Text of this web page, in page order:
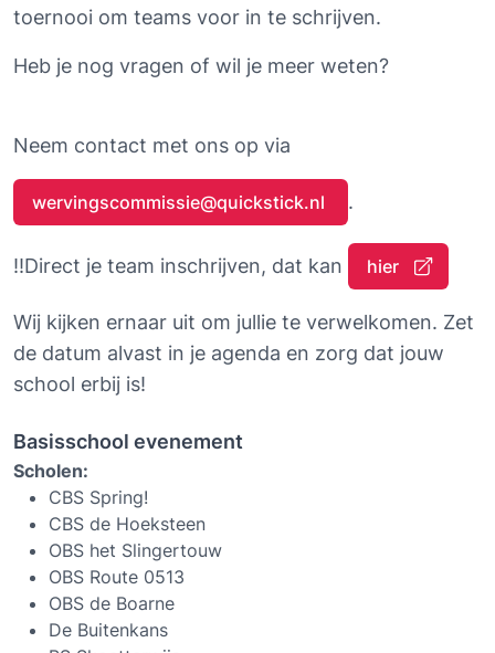
toernooi om teams voor in te schrijven.
Heb je nog vragen of wil je meer weten?
Neem contact met ons op via
wervingscommissie@quickstick.nl .
!!Direct je team inschrijven, dat kan hier
Wij kijken ernaar uit om jullie te verwelkomen. Zet
de datum alvast in je agenda en zorg dat jouw
school erbij is!
Basisschool evenement
Scholen:
CBS Spring!
CBS de Hoeksteen
OBS het Slingertouw
OBS Route 0513
OBS de Boarne
De Buitenkans